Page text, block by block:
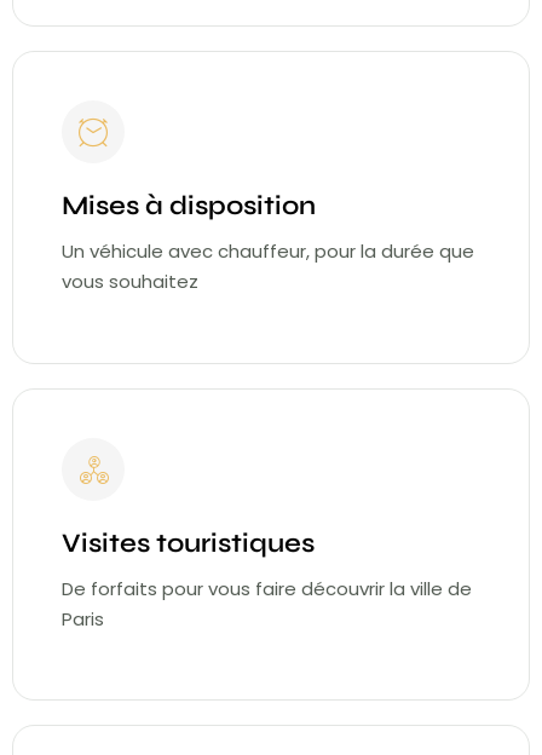
Mises à disposition
Un véhicule avec chauffeur, pour la durée que
vous souhaitez
Visites touristiques
De forfaits pour vous faire découvrir la ville de
Paris